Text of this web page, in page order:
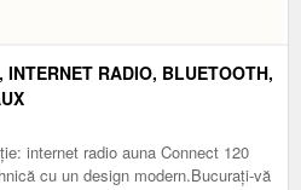
RADIO, BLUETOOTH,
internet radio auna Connect 120
cu un design modern.Bucurați-vă